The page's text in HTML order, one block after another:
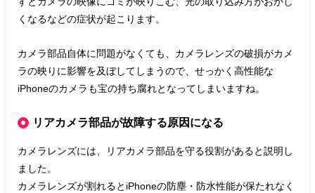
くなるなどの症状が起こります。
カメラ部品自体に問題がなくても、カメラレンズの破損がカメ
ラの映りに影響を及ぼしてしまうので、せっかく高性能な
iPhoneのカメラも宝の持ち腐れとなってしまいますね。
リアカメラ部品が故障する原因になる
カメラレンズには、リアカメラ部品を守る役割があると説明し
ました。
カメラレンズが割れるとiPhoneの防塵・防水性能が保たれなく